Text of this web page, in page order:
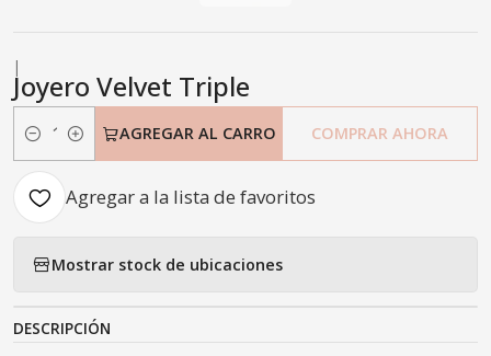
|
Joyero Velvet Triple
Cantidad
AGREGAR AL CARRO COMPRAR AHORA
Agregar a la lista de favoritos
Mostrar stock de ubicaciones
DESCRIPCIÓN